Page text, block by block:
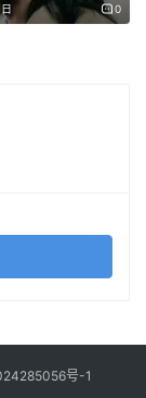
库代币”已实现
缩短至15秒，
海外商户。一
模式若铺开，
。
0
号-1